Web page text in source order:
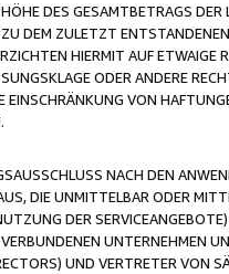
DES GESAMTBETRAGS
DEM ZULETZT
HIERMIT AUF
ODER ANDERE
EINSCHRÄNKUNG VON
NACH DEN
DIE UNMITTELBAR ODER
DER
UNTERNEHMEN
UND VERTRETER VON